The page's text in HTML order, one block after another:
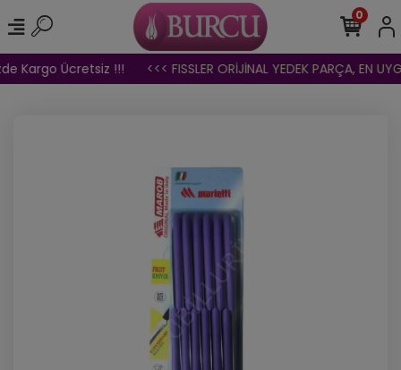
Kargo Ücretsiz !!! <<< FISSLER ORİJİNAL YEDEK PARÇA, EN
0